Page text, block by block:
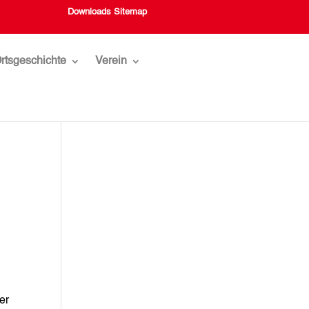
Downloads Sitemap
Verein